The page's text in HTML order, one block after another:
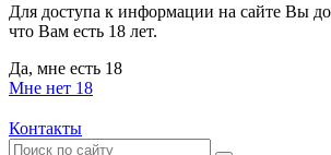
Для доступа к информации на сайте Вы
что Вам есть 18 лет.
Да, мне есть 18
Мне нет 18
Контакты